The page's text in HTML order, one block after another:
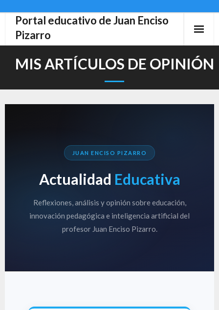
Portal educativo de Juan Enciso
Pizarro
MIS ARTÍCULOS DE OPINIÓN
JUAN ENCISO PIZARRO
Actualidad Educativa
Reflexiones, análisis y opinión sobre educación,
innovación pedagógica e inteligencia artificial del
profesor Juan Enciso Pizarro.